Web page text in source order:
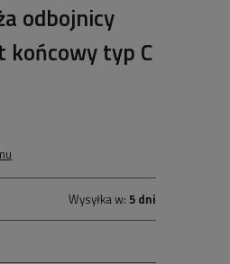
odbojnicy
typ C
Wysyłka w: 5 dni